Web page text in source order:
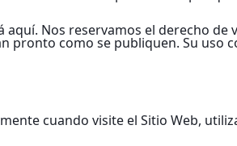
Nos reservamos el derecho de
pronto como se publiquen. Su uso
cuando visite el Sitio Web,